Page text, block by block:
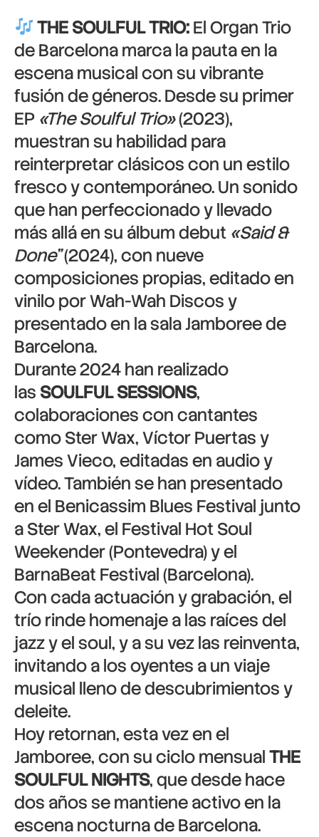
THE SOULFUL TRIO:El Organ Trio
de Barcelona marca la pauta en la
escena musical con su vibrante
fusión de géneros. Desde su primer
EP «The Soulful Trio»(2023),
muestran su habilidad para
reinterpretar clásicos con un estilo
fresco y contemporáneo. Un sonido
que han perfeccionado y llevado
más allá en su álbum debut «Said &
Done”(2024), con nueve
composiciones propias, editado en
vinilo por Wah-Wah Discos y
presentado en la sala Jamboree de
Barcelona.
Durante 2024 han realizado
las SOULFUL SESSIONS,
colaboraciones con cantantes
como Ster Wax, Víctor Puertas y
James Vieco, editadas en audio y
vídeo. También se han presentado
en el Benicassim Blues Festival junto
a Ster Wax, el Festival Hot Soul
Weekender (Pontevedra) y el
BarnaBeat Festival (Barcelona).
Con cada actuación y grabación, el
trío rinde homenaje a las raíces del
jazz y el soul, y a su vez las reinventa,
invitando a los oyentes a un viaje
musical lleno de descubrimientos y
deleite.
Hoy retornan, esta vez en el
Jamboree, con su ciclo mensualTHE
SOULFUL NIGHTS, que desde hace
dos años se mantiene activo en la
escena nocturna de Barcelona.